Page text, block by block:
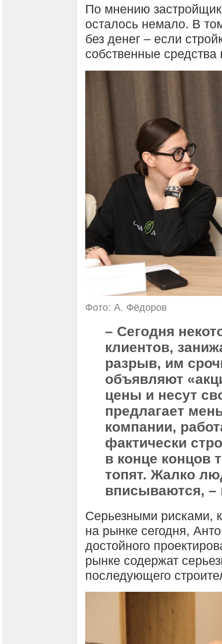
По мнению
осталось немало. В
без денег – если
собственные средства
Фото: А. Фёдоров
– Сегодня
клиентов,
разрыв, им
объявляют
цены и несут
предлагает
компании,
фактически
в конце концов
топят. Жалко
вписываются, –
Серьезными рисками,
на рынке сегодня,
достойного
рынке содержат
последующего